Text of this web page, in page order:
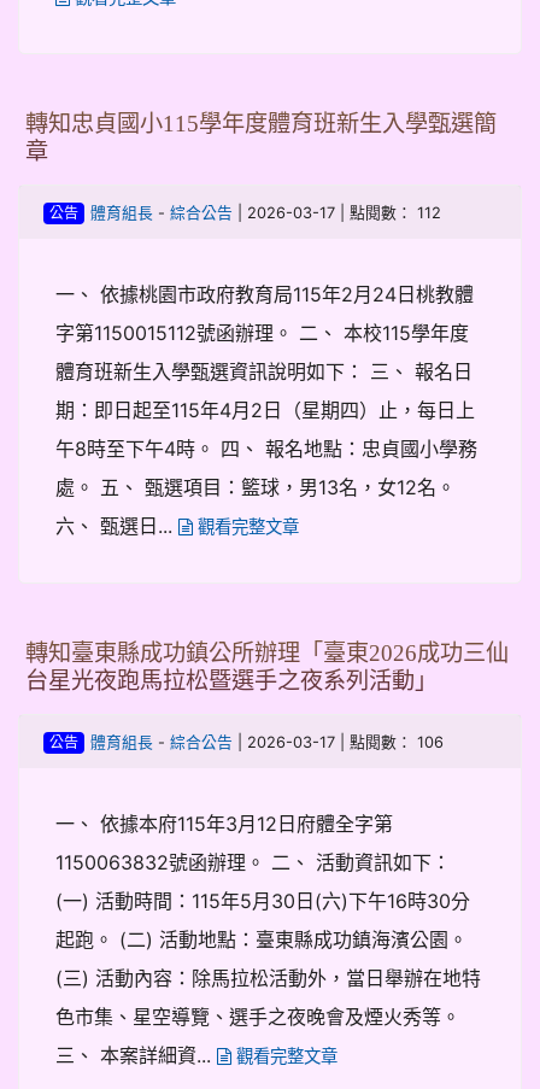
轉知忠貞國小115學年度體育班新生入學甄選簡
章
公告 體育組長- 綜合公告 | 2026-03-17 | 點閱數： 112
一、 依據桃園市政府教育局115年2月24日桃教體
字第1150015112號函辦理。 二、 本校115學年度
體育班新生入學甄選資訊說明如下： 三、 報名日
期：即日起至115年4月2日（星期四）止，每日上
午8時至下午4時。 四、 報名地點：忠貞國小學務
處。 五、 甄選項目：籃球，男13名，女12名。
六、 甄選日...
觀看完整文章
轉知臺東縣成功鎮公所辦理「臺東2026成功三仙
台星光夜跑馬拉松暨選手之夜系列活動」
公告 體育組長- 綜合公告 | 2026-03-17 | 點閱數： 106
一、 依據本府115年3月12日府體全字第
1150063832號函辦理。 二、 活動資訊如下：
(一) 活動時間：115年5月30日(六)下午16時30分
起跑。 (二) 活動地點：臺東縣成功鎮海濱公園。
(三) 活動內容：除馬拉松活動外，當日舉辦在地特
色市集、星空導覽、選手之夜晚會及煙火秀等。
三、 本案詳細資...
觀看完整文章